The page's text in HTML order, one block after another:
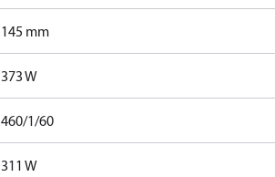
145 mm
373 W
460/1/60
311 W